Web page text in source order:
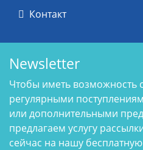
Контакт
Newsletter
Чтобы иметь возможность
регулярными
или дополнительными
предлагаем услугу
сейчас на нашу